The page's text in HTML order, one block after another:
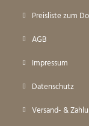
Preisliste zum
AGB
Impressum
Datenschutz
Versand- &